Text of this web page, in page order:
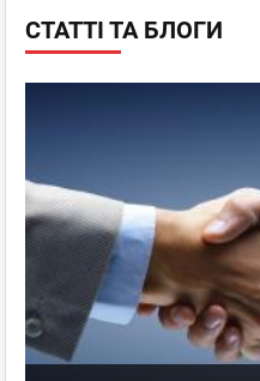
СТАТТІ ТА БЛОГИ